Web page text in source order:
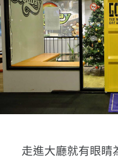
走進大廳就有眼睛